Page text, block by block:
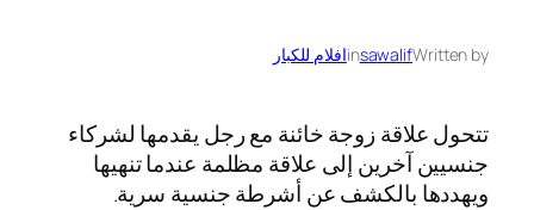
Written by
sawalif
inافلام للكبار
تتحول علاقة زوجة خائنة مع رجل يقدمها لشركاء
جنسيين آخرين إلى علاقة مظلمة عندما تنهيها
ويهددها بالكشف عن أشرطة جنسية سرية.